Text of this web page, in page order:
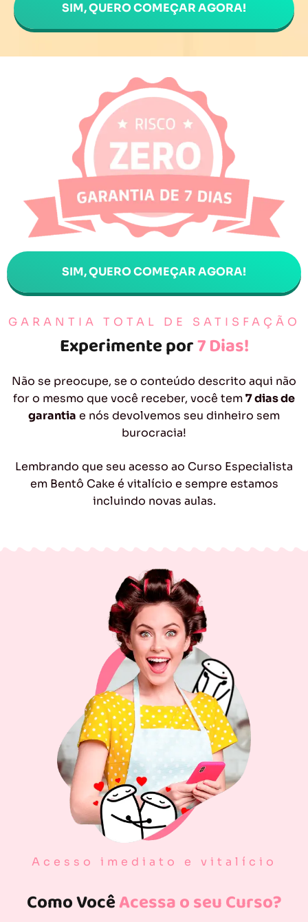
SIM, QUERO COMEÇAR AGORA!
GARANTIA TOTAL DE SATISFAÇÃO
Experimente por7 Dias!
Não se preocupe, se o conteúdo descrito aqui não
for o mesmo que você receber, você tem7 dias de
garantia e nós devolvemos seu dinheiro sem
burocracia!
Lembrando que seu acesso ao Curso Especialista
em Bentô Cake é vitalício e sempre estamos
incluindo novas aulas.
SIM, QUERO COMEÇAR AGORA!
Acesso imediato e vitalício
Como VocêAcessa o seu Curso?